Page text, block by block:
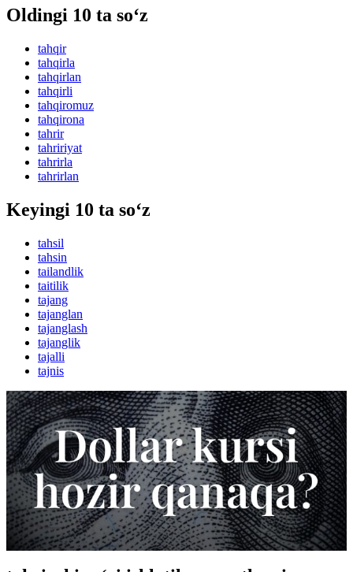
Oldingi 10 ta so‘z
tahqir
tahqirla
tahqirlan
tahqirli
tahqiromuz
tahqirona
tahrir
tahririyat
tahrirla
tahrirlan
Keyingi 10 ta so‘z
tahsil
tahsin
tailandlik
taitilik
tajang
tajanglan
tajanglash
tajanglik
tajalli
tajnis